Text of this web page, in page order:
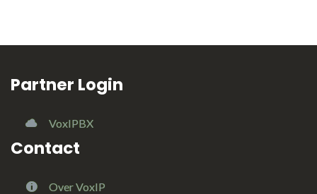
Partner Login
VoxIPBX
Contact
Over VoxIP